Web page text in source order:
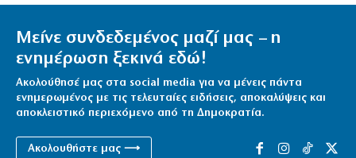
Μείνε συνδεδεμένος μαζί μας – η
ενημέρωση ξεκινά εδώ!
Ακολούθησέ μας στα social media για να μένεις πάντα
ενημερωμένος με τις τελευταίες ειδήσεις, αποκαλύψεις και
αποκλειστικό περιεχόμενο από τη Δημοκρατία.
Ακολουθήστε μας ⟶